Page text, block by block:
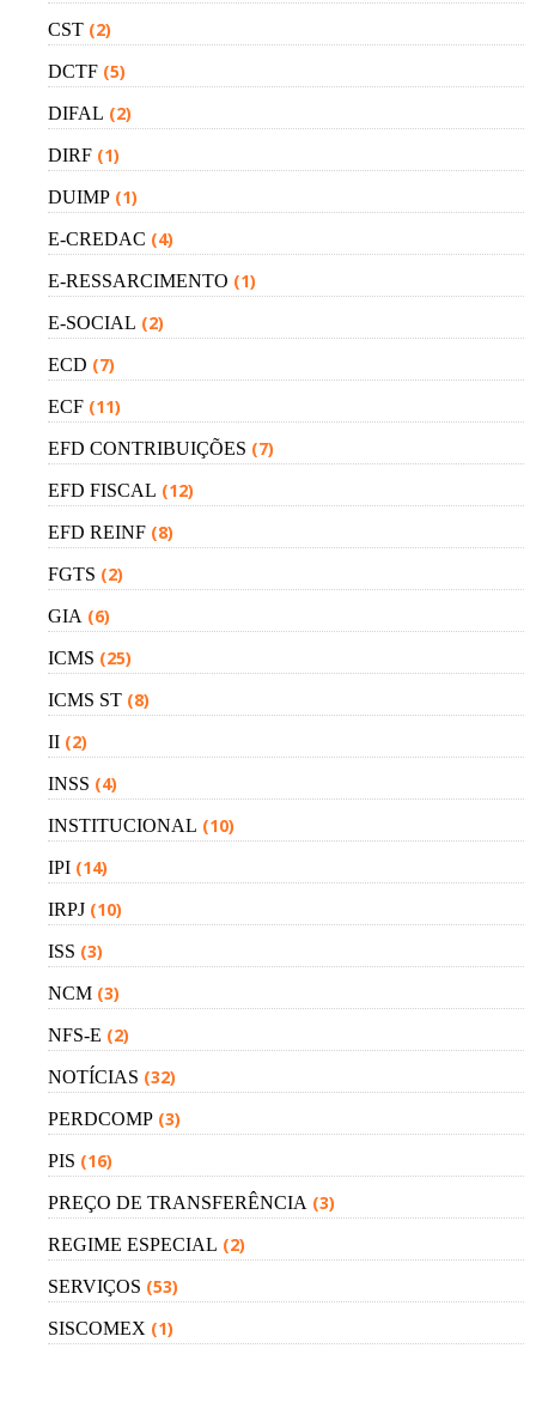
CST (2)
DCTF (5)
DIFAL (2)
DIRF (1)
DUIMP (1)
E-CREDAC (4)
E-RESSARCIMENTO (1)
E-SOCIAL (2)
ECD (7)
ECF (11)
EFD CONTRIBUIÇÕES (7)
EFD FISCAL (12)
EFD REINF (8)
FGTS (2)
GIA (6)
ICMS (25)
ICMS ST (8)
II (2)
INSS (4)
INSTITUCIONAL (10)
IPI (14)
IRPJ (10)
ISS (3)
NCM (3)
NFS-E (2)
NOTÍCIAS (32)
PERDCOMP (3)
PIS (16)
PREÇO DE TRANSFERÊNCIA (3)
REGIME ESPECIAL (2)
SERVIÇOS (53)
SISCOMEX (1)